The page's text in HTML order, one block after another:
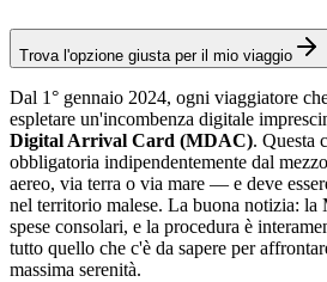
Trova l'opzione giusta per il mio viaggio
Dal 1° gennaio 2024, ogni viaggiatore
espletare un'incombenza digitale
Digital Arrival Card (MDAC). Questa
obbligatoria indipendentemente dal
aereo, via terra o via mare — e deve
nel territorio malese. La buona notizia: la
spese consolari, e la procedura è
tutto quello che c'è da sapere per
massima serenità.